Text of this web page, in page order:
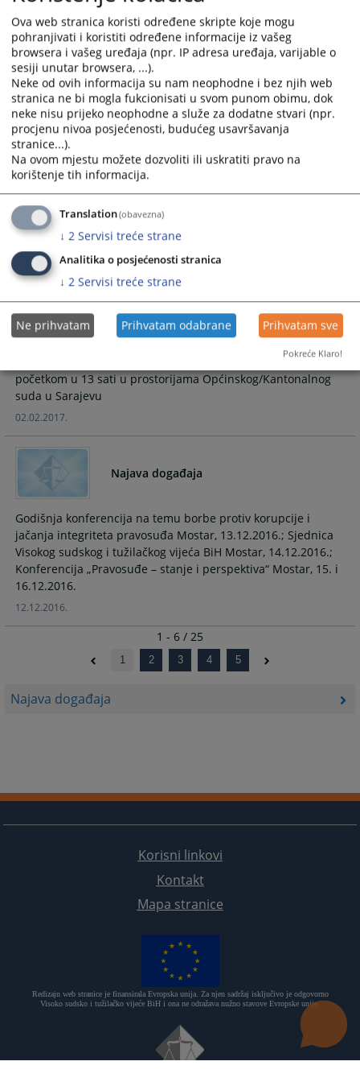
Najava događaja
u Visokom smještenog u Olovu održaće se 19. jula 2017.
godine s početkom u 11:00 sati u prostorijama Visokog
sudskog i tužilačkog vijeća Bosne i Hercegovine (VSTV BiH)
14.07.2017.
Uz podršku Evropske unije VSTV nastavlja
jačati pravosuđe
Visoko sudsko i tužilačko vijeće Bosne i Hercegovine (VSTV
BiH) organizuje predstavljanje Informacionog sistema za
Hercegovine 11. aprila 2017. godine u 10.00 sati u
prostorijama VSTV-a BiH
10.04.2017.
Okrugli sto „Tehnike izrade prvostepene i
drugostepene sudske odluke“ održaće se 6. i 7. februara s
početkom u 13 sati u prostorijama Općinskog/Kantonalnog
suda u Sarajevu
02.02.2017.
Najava događaja
Godišnja konferencija na temu borbe protiv korupcije i
jačanja integriteta pravosuđa Mostar, 13.12.2016.; Sjednica
Visokog sudskog i tužilačkog vijeća BiH Mostar, 14.12.2016.;
Konferencija „Pravosuđe – stanje i perspektiva“ Mostar, 15. i
16.12.2016.
12.12.2016.
1 - 6 / 25
1 2 3 4 5
Korisni linkovi
Kontakt
Mapa stranice
Redizajn web stranice je finansirala Evropska unija. Za njen sadržaj isključivo je odgovorno
Visoko sudsko i tužilačko vijeće BiH i ona ne odražava nužno stavove Evropske unije.
Ova web stranica koristi određene skripte koje mogu
pohranjivati i koristiti određene informacije iz vašeg
browsera i vašeg uređaja (npr. IP adresa uređaja, varijable o
sesiji unutar browsera, ...).
Neke od ovih informacija su nam neophodne i bez njih web
stranica ne bi mogla fukcionisati u svom punom obimu, dok
neke nisu prijeko neophodne a služe za dodatne stvari (npr.
procjenu nivoa posjećenosti, budućeg usavršavanja
stranice...).
Na ovom mjestu možete dozvoliti ili uskratiti pravo na
korištenje tih informacija.
Translation(obavezna)
↓ 2 Servisi treće strane
Analitika o posjećenosti stranica
↓ 2 Servisi treće strane
Ne prihvatam Prihvatam odabrane Prihvatam sve
Pokreće Klaro!